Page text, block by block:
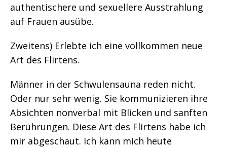
authentischere und sexuellere Ausstrahlung
auf Frauen ausübe.
Zweitens) Erlebte ich eine vollkommen neue
Art des Flirtens.
Männer in der Schwulensauna reden nicht.
Oder nur sehr wenig. Sie kommunizieren ihre
Absichten nonverbal mit Blicken und sanften
Berührungen. Diese Art des Flirtens habe ich
mir abgeschaut. Ich kann mich heute